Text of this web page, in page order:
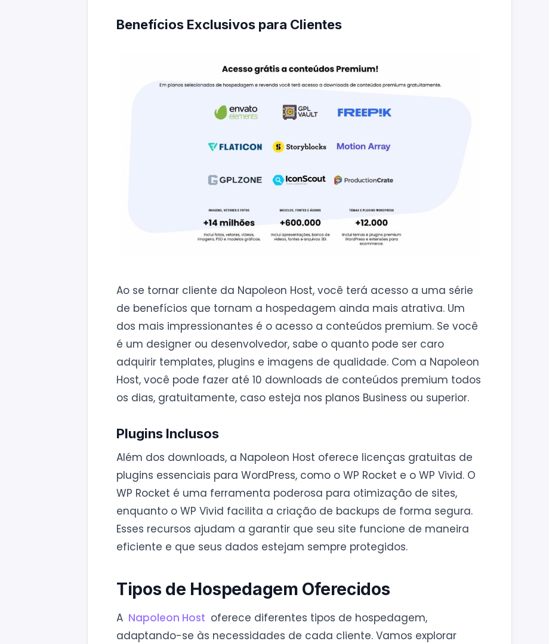
Benefícios Exclusivos para Clientes
Ao se tornar cliente da Napoleon Host, você terá acesso a uma série
de benefícios que tornam a hospedagem ainda mais atrativa. Um
dos mais impressionantes é o acesso a conteúdos premium. Se você
é um designer ou desenvolvedor, sabe o quanto pode ser caro
adquirir templates, plugins e imagens de qualidade. Com a Napoleon
Host, você pode fazer até 10 downloads de conteúdos premium todos
os dias, gratuitamente, caso esteja nos planos Business ou superior.
Plugins Inclusos
Além dos downloads, a Napoleon Host oferece licenças gratuitas de
plugins essenciais para WordPress, como o WP Rocket e o WP Vivid. O
WP Rocket é uma ferramenta poderosa para otimização de sites,
enquanto o WP Vivid facilita a criação de backups de forma segura.
Esses recursos ajudam a garantir que seu site funcione de maneira
eficiente e que seus dados estejam sempre protegidos.
Tipos de Hospedagem Oferecidos
A Napoleon Host oferece diferentes tipos de hospedagem,
adaptando-se às necessidades de cada cliente. Vamos explorar